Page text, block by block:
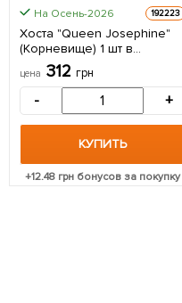
На Осень-2026 192223
Хоста "Queen Josephine"
(Корневище) 1 шт в
упаковке
цена 312 грн
- +
КУПИТЬ
+12.48 грн бонусов за покупку